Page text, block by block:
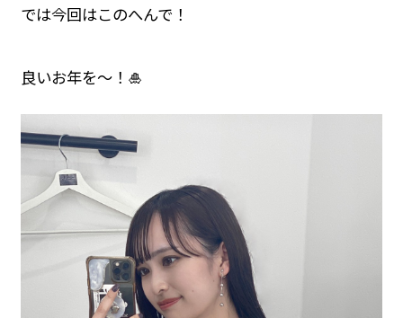
では今回はこのへんで！
良いお年を〜！🎍